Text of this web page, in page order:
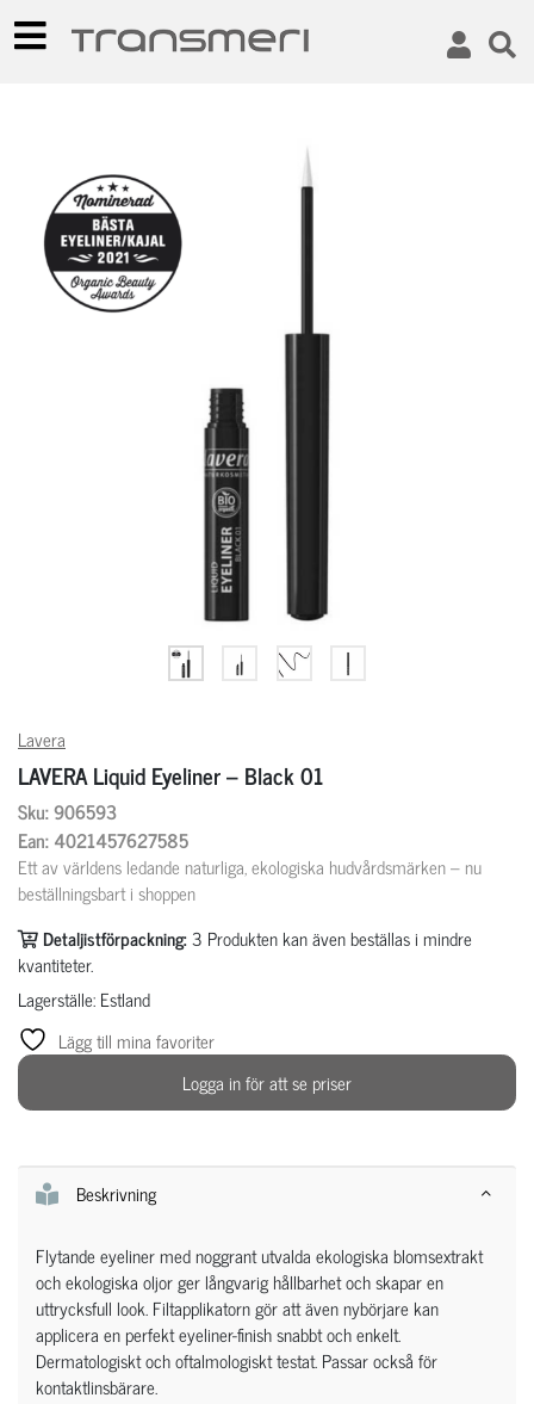
Lavera
LAVERA Liquid Eyeliner – Black 01
Sku: 906593
Ean: 4021457627585
Ett av världens ledande naturliga, ekologiska hudvårdsmärken – nu
beställningsbart i shoppen
Detaljistförpackning:3 Produkten kan även beställas i mindre
kvantiteter.
Lagerställe: Estland
Lägg till mina favoriter
Logga in för att se priser
Beskrivning
Flytande eyeliner med noggrant utvalda ekologiska blomsextrakt
och ekologiska oljor ger långvarig hållbarhet och skapar en
uttrycksfull look. Filtapplikatorn gör att även nybörjare kan
applicera en perfekt eyeliner-finish snabbt och enkelt.
Dermatologiskt och oftalmologiskt testat. Passar också för
kontaktlinsbärare.